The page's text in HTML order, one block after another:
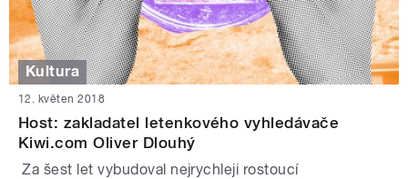
Kultura
12. květen 2018
Host: zakladatel letenkového vyhledávače
Kiwi.com Oliver Dlouhý
Za šest let vybudoval nejrychleji rostoucí